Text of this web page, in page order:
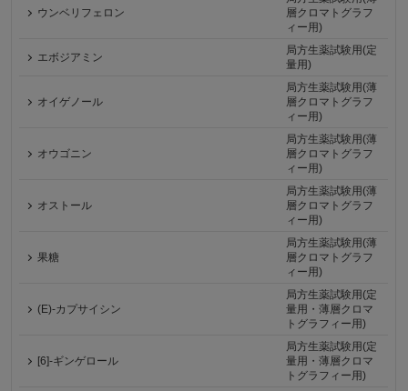
ウンベリフェロン
層クロマトグラフ
ィー用)
エボジアミン
局方生薬試験用(定
量用)
オイゲノール
局方生薬試験用(薄
層クロマトグラフ
ィー用)
オウゴニン
局方生薬試験用(薄
層クロマトグラフ
ィー用)
オストール
局方生薬試験用(薄
層クロマトグラフ
ィー用)
果糖
局方生薬試験用(薄
層クロマトグラフ
ィー用)
(E)-カプサイシン
局方生薬試験用(定
量用・薄層クロマ
トグラフィー用)
[6]-ギンゲロール
局方生薬試験用(定
量用・薄層クロマ
トグラフィー用)